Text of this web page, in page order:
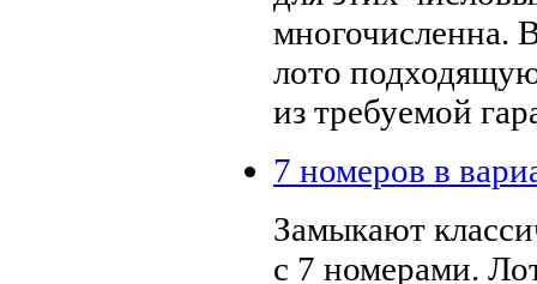
многочисленна.
лото
из требуемой
7 номеров в
Замыкают
с 7 номерами.